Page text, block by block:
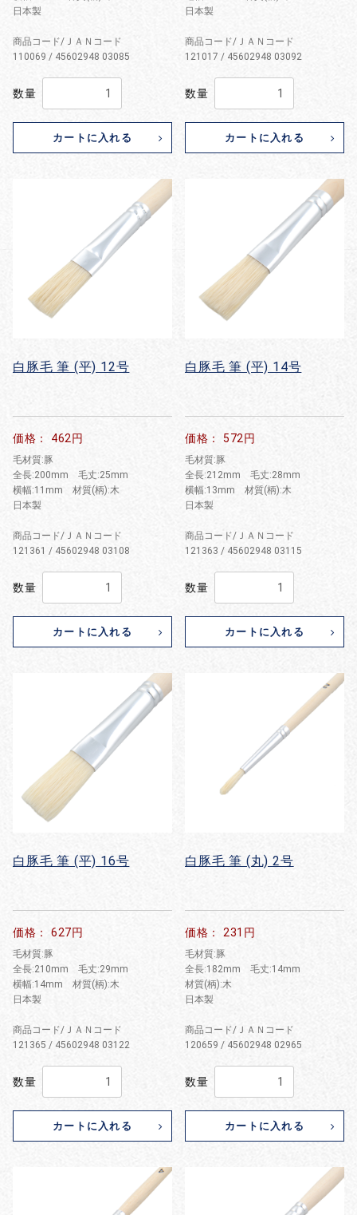
日本製
商品コード/ＪＡＮコード
110069 / 45602948 03085
数量
カートに入れる
日本製
商品コード/ＪＡＮコード
121017 / 45602948 03092
数量
カートに入れる
白豚毛 筆 (平) 12号
価格： 462円
毛材質:豚
全長:200mm 毛丈:25mm
横幅:11mm 材質(柄):木
日本製
商品コード/ＪＡＮコード
121361 / 45602948 03108
数量
カートに入れる
白豚毛 筆 (平) 14号
価格： 572円
毛材質:豚
全長:212mm 毛丈:28mm
横幅:13mm 材質(柄):木
日本製
商品コード/ＪＡＮコード
121363 / 45602948 03115
数量
カートに入れる
白豚毛 筆 (平) 16号
価格： 627円
毛材質:豚
全長:210mm 毛丈:29mm
横幅:14mm 材質(柄):木
日本製
商品コード/ＪＡＮコード
121365 / 45602948 03122
数量
カートに入れる
白豚毛 筆 (丸) 2号
価格： 231円
毛材質:豚
全長:182mm 毛丈:14mm
材質(柄):木
日本製
商品コード/ＪＡＮコード
120659 / 45602948 02965
数量
カートに入れる